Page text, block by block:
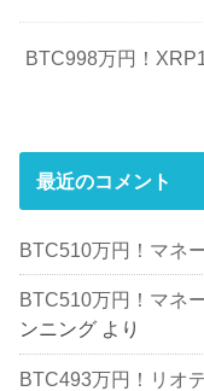
BTC998万円！
最近のコメント
BTC510万円！マネ
BTC510万円！マネ
ンニング より
BTC493万円！リオ